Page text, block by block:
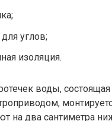
для углов;
изоляция.
воды,
на два сантиметра